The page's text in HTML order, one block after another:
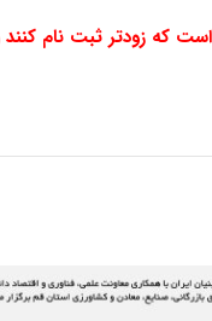
که زودتر ثبت نام